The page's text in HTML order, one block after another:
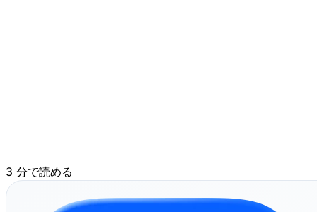
3 分で読める